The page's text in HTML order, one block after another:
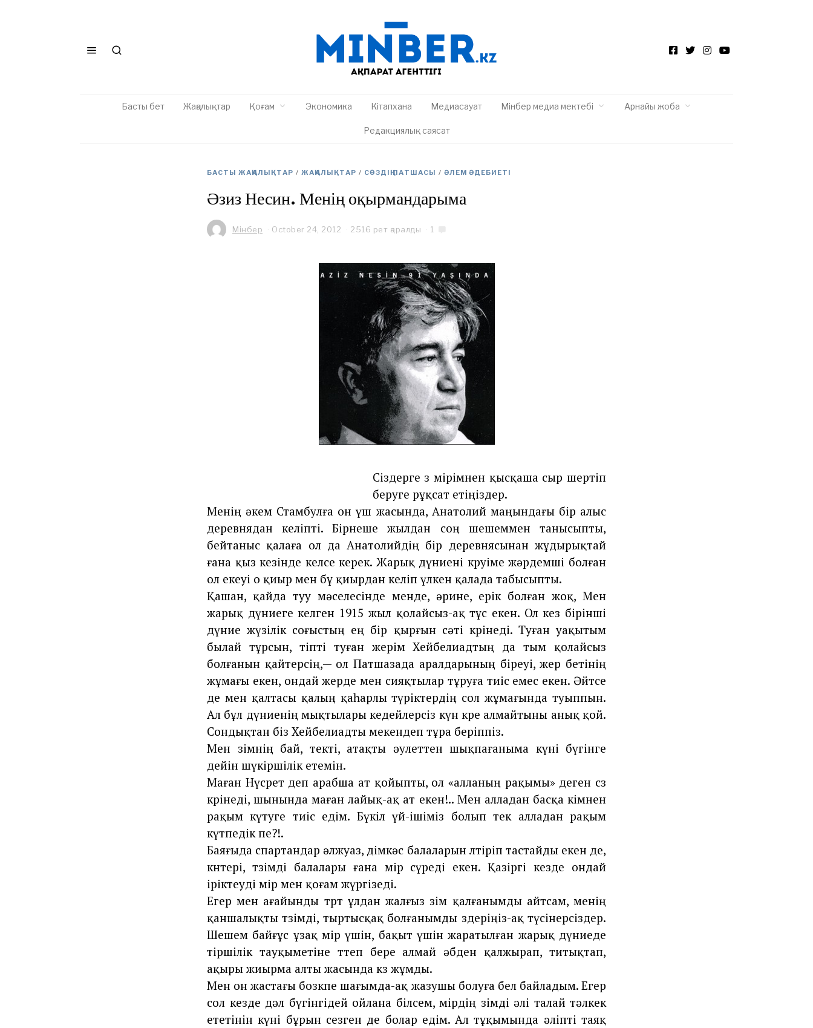
Басты бет Жаңалықтар Қоғам Экономика Кітапхана Медиасауат Мінбер медиа мектебі Арнайы жоба
Редакциялық саясат
БАСТЫ ЖАҢАЛЫҚТАР / ЖАҢАЛЫҚТАР / СӨЗДІҢ ПАТШАСЫ / ӘЛЕМ ӘДЕБИЕТІ
Әзиз Несин. Менің оқырмандарыма
Мінбер October 24, 2012
o
b
2
1
2
2516 рет қаралды 1
Сіздерге өз өмірімнен қысқаша сыр шертіп
беруге рұқсат етіңіздер.
Менің әкем Стамбулға он үш жасында, Анатолий маңындағы бір алыс
деревнядан келіпті. Бірнеше жылдан соң шешеммен танысыпты,
бейтаныс қалаға ол да Анатолийдің бір деревнясынан жұдырықтай
ғана қыз кезінде келсе керек. Жарық дүниені көруіме жәрдемші болған
ол екеуі о қиыр мен бұ қиырдан келіп үлкен қалада табысыпты.
Қашан, қайда туу мәселесінде менде, әрине, ерік болған жоқ, Мен
жарық дүниеге келген 1915 жыл қолайсыз-ақ тұс екен. Ол кез бірінші
дүние жүзілік соғыстың ең бір қырғын сәті көрінеді. Туған уақытым
былай тұрсын, тіпті туған жерім Хейбелиадтың да тым қолайсыз
болғанын қайтерсің,— ол Патшазада аралдарының біреуі, жер бетінің
жұмағы екен, ондай жерде мен сияқтылар тұруға тиіс емес екен. Әйтсе
де мен қалтасы қалың қаһарлы түріктердің сол жұмағында туыппын.
Ал бұл дүниенің мықтылары кедейлерсіз күн көре алмайтыны анық қой.
Сондықтан біз Хейбелиадты мекендеп тұра беріппіз.
Мен өзімнің бай, текті, атақты әулеттен шықпағаныма күні бүгінге
дейін шүкіршілік етемін.
Маған Нүсрет деп арабша ат қойыпты, ол «алланың рақымы» деген сөз
көрінеді, шынында маған лайық-ақ ат екен!.. Мен алладан басқа кімнен
рақым күтуге тиіс едім. Бүкіл үй-ішіміз болып тек алладан рақым
күтпедік пе?!.
Баяғыда спартандар әлжуаз, дімкәс балаларын өлтіріп тастайды екен де,
көнтері, төзімді балалары ғана өмір сүреді екен. Қазіргі кезде ондай
іріктеуді өмір мен қоғам жүргізеді.
Егер мен ағайынды төрт ұлдан жалғыз өзім қалғанымды айтсам, менің
қаншалықты төзімді, тыртысқақ болғанымды өздеріңіз-ақ түсінерсіздер.
Шешем байғұс ұзақ өмір үшін, бақыт үшін жаратылған жарық дүниеде
тіршілік тауқыметіне төтеп бере алмай әбден қалжырап, титықтап,
ақыры жиырма алты жасында көз жұмды.
Мен он жастағы бозөкпе шағымда-ақ жазушы болуға бел байладым. Егер
сол кезде дәл бүгінгідей ойлана білсем, өмірдің өзімді әлі талай тәлкек
ететінін күні бұрын сезген де болар едім. Ал тұқымында әліпті таяқ